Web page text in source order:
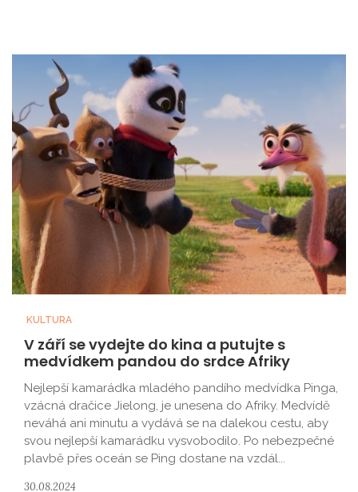
KULTURA
V září se vydejte do kina a putujte s
medvídkem pandou do srdce Afriky
Nejlepší kamarádka mladého pandího medvídka Pinga,
vzácná dračice Jielong, je unesena do Afriky. Medvídě
neváhá ani minutu a vydává se na dalekou cestu, aby
svou nejlepší kamarádku vysvobodilo. Po nebezpečné
plavbě přes oceán se Ping dostane na vzdál...
30.08.2024